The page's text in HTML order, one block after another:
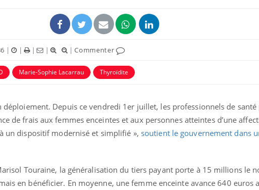
| | | | |Commenter
Marie-Sophie Lacarrau Thyroïdite
déploiement. Depuis ce vendredi 1er juillet, les professionnels de
de frais aux femmes enceintes et aux personnes atteintes d’une
un dispositif modernisé et simplifié », soutient le gouvernement dans
Touraine, la généralisation du tiers payant porte à 15 millions le
en bénéficier. En moyenne, une femme enceinte avance 640 euros